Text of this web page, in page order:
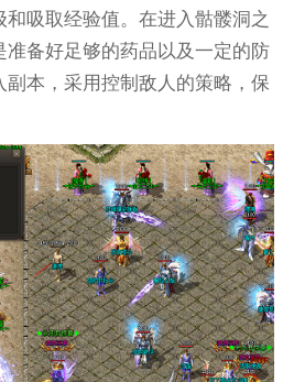
吸取经验值。在进入骷髅洞之
备好足够的药品以及一定的防
本，采用控制敌人的策略，保